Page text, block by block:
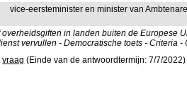
vice-eersteminister en minister van
overheidsgiften in landen buiten de Europese
vervullen - Democratische toets - Criteria -
vraag (Einde van de antwoordtermijn: 7/7/2022)